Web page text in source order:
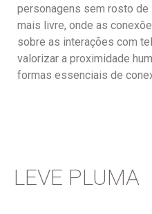
personagens sem rosto de
mais livre, onde as
sobre as interações com
valorizar a proximidade
formas essenciais de
LEVE PLUMA